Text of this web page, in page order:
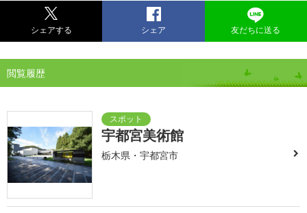
シェアする シェア 友だちに送る
閲覧履歴
宇都宮美術館
栃木県・宇都宮市